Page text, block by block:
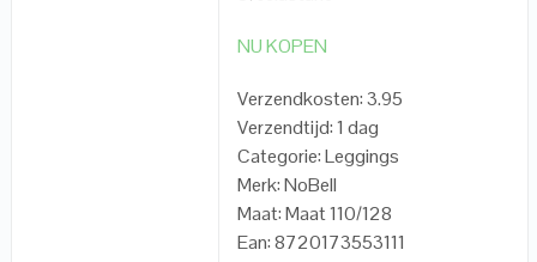
NU KOPEN
Verzendkosten: 3.95
Verzendtijd: 1 dag
Categorie: Leggings
Merk: NoBell
Maat: Maat 110/128
Ean: 8720173553111